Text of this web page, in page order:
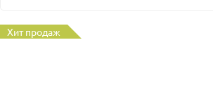
Хит продаж